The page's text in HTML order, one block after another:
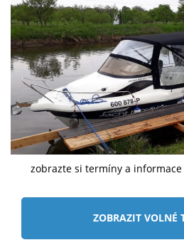
zobrazte si termíny a
ZOBRAZIT VOLNÉ